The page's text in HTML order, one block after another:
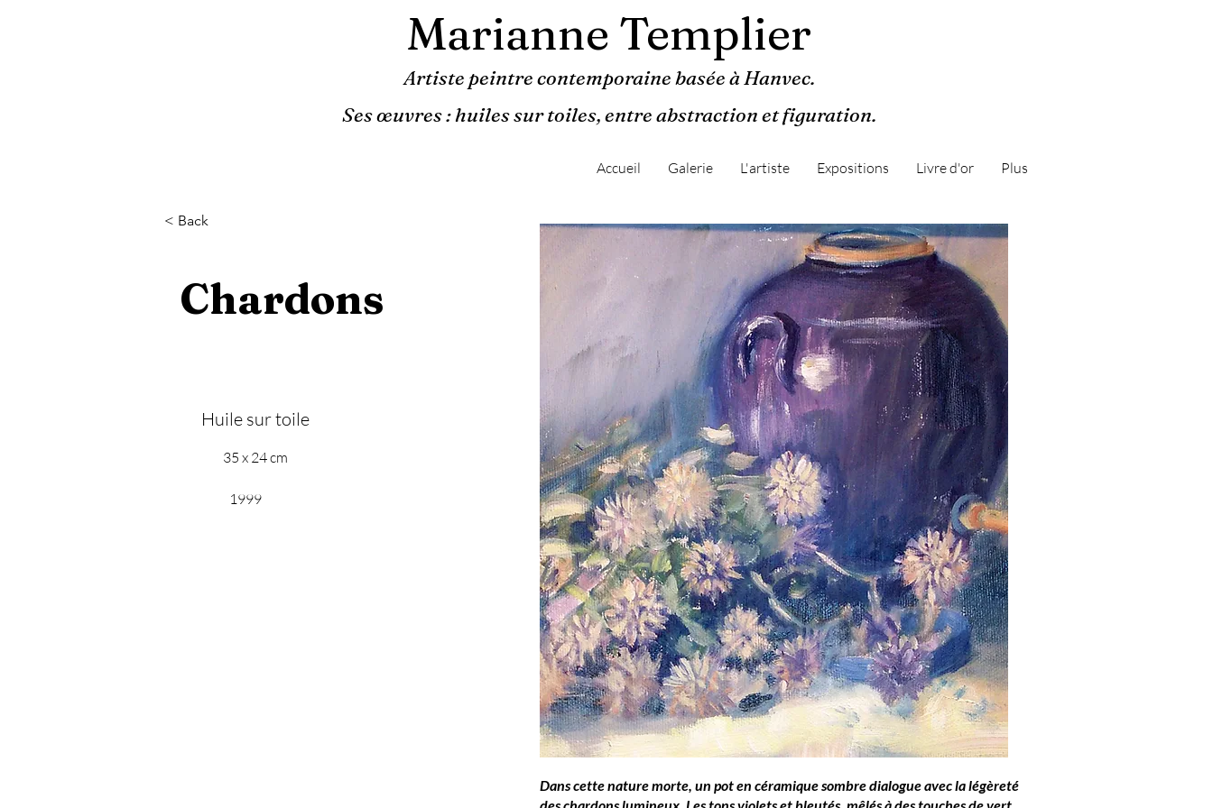
Marianne Templier
Artiste peintre contemporaine basée à Hanvec.
Ses œuvres : huiles sur toiles, entre abstraction et figuration.
Accueil Galerie L'artiste Expositions Livre d'or Plus
< Back
Chardons
Huile sur toile
35 x 24 cm
1999
Dans cette nature morte, un pot en céramique sombre dialogue avec la légèreté